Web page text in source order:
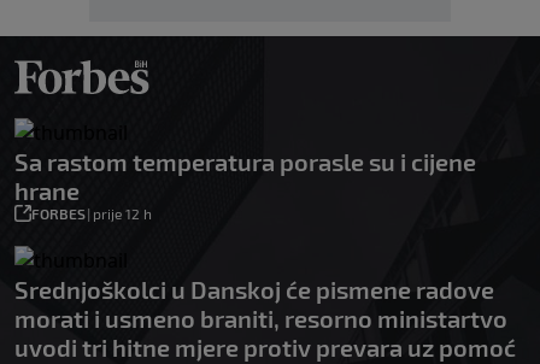
Sa rastom temperatura porasle su i cijene
hrane
FORBES| prije 12 h
Srednjoškolci u Danskoj će pismene radove
morati i usmeno braniti, resorno ministartvo
uvodi tri hitne mjere protiv prevara uz pomoć